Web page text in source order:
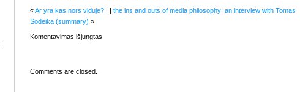
«Ar yra kas nors viduje? | | the ins and outs of media philosophy: an interview with Tomas
Sodeika (summary) »
Komentavimas išjungtas
Comments are closed.